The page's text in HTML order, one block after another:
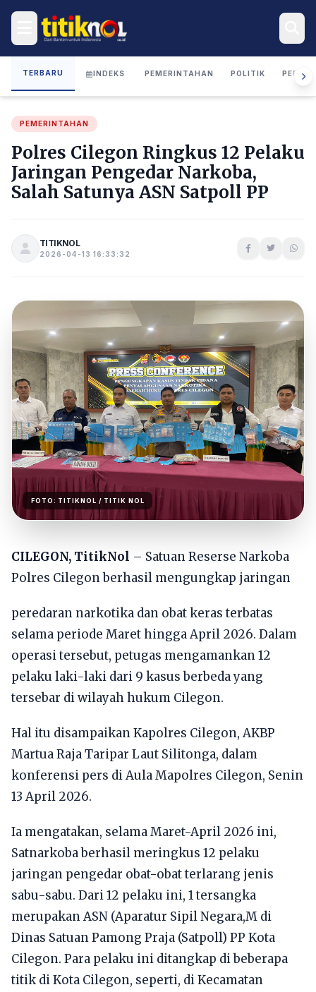
TERBARU INDEKS PEMERINTAHAN POLITIK
PEMERINTAHAN
Polres Cilegon Ringkus 12 Pelaku
Jaringan Pengedar Narkoba,
Salah Satunya ASN Satpoll PP
TITIKNOL
2026-04-13 16:33:32
FOTO: TITIKNOL / TITIK NOL
CILEGON, TitikNol – Satuan Reserse Narkoba
Polres Cilegon berhasil mengungkap jaringan
peredaran narkotika dan obat keras terbatas
selama periode Maret hingga April 2026. Dalam
operasi tersebut, petugas mengamankan 12
pelaku laki-laki dari 9 kasus berbeda yang
tersebar di wilayah hukum Cilegon.
Hal itu disampaikan Kapolres Cilegon, AKBP
Martua Raja Taripar Laut Silitonga, dalam
konferensi pers di Aula Mapolres Cilegon, Senin
13 April 2026.
Ia mengatakan, selama Maret-April 2026 ini,
Satnarkoba berhasil meringkus 12 pelaku
jaringan pengedar obat-obat terlarang jenis
sabu-sabu. Dari 12 pelaku ini, 1 tersangka
merupakan ASN (Aparatur Sipil Negara,M di
Dinas Satuan Pamong Praja (Satpoll) PP Kota
Cilegon. Para pelaku ini ditangkap di beberapa
titik di Kota Cilegon, seperti, di Kecamatan